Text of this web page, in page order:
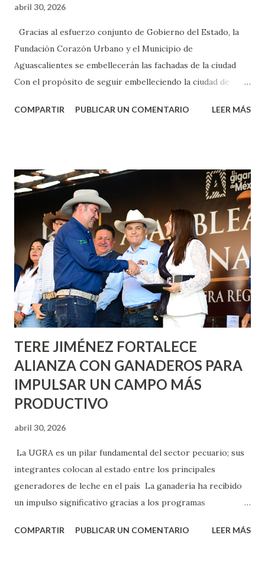
abril 30, 2026
Gracias al esfuerzo conjunto de Gobierno del Estado, la
Fundación Corazón Urbano y el Municipio de
Aguascalientes se embellecerán las fachadas de la ciudad
Con el propósito de seguir embelleciendo la ciudad de
municipal, Leo Montañez dio inicio al programa
Corazón Urbano y el Municipio capital. Leo Montañez
informó que en este programa se usarán cerca de 90 mil
metros cuadrados de pintura, para dar inicio en la calle
Nieto, entre Jesús F. Elizondo y la calle 22 de Octubre, con
lo que se aplicará pintura en 66 casas. Posteriormente se
llevará este programa a Villas de Nuestra Señora de la
Asunción, Avenida Alameda y Decreto 27 de Septiembre, en
los edificios FOVISSSTE Ojo de Agua, en la comunidad
Norias de Paso Hondo y en los edificios de...
COMPARTIR PUBLICAR UN COMENTARIO LEER MÁS
TERE JIMÉNEZ FORTALECE
ALIANZA CON GANADEROS PARA
IMPULSAR UN CAMPO MÁS
PRODUCTIVO
abril 30, 2026
La UGRA es un pilar fundamental del sector pecuario; sus
integrantes colocan al estado entre los principales
generadores de leche en el país La ganadería ha recibido
un impulso significativo gracias a los programas
muestra de su respaldo firme y decidido al campo, la
COMPARTIR PUBLICAR UN COMENTARIO LEER MÁS